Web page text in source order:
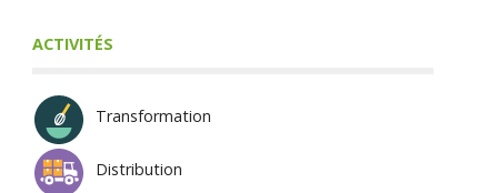
ACTIVITÉS
Transformation
Distribution